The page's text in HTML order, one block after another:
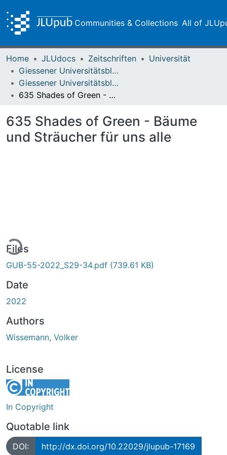
Communities & Collections All of
Home JLUdocs Zeitschriften
Universität
Giessener Universitätsblätter
Giessener Universitätsblätter 55 (2022)
635 Shades of Green - Bäume und Sträucher für uns alle
635 Shades of Green - Bäume
und Sträucher für uns alle
Files
GUB-55-2022_S29-34.pdf (739.61 KB)
Date
2022
Authors
Wissemann, Volker
License
In Copyright
Quotable link
DOI: http://dx.doi.org/10.22029/jlupub-17169